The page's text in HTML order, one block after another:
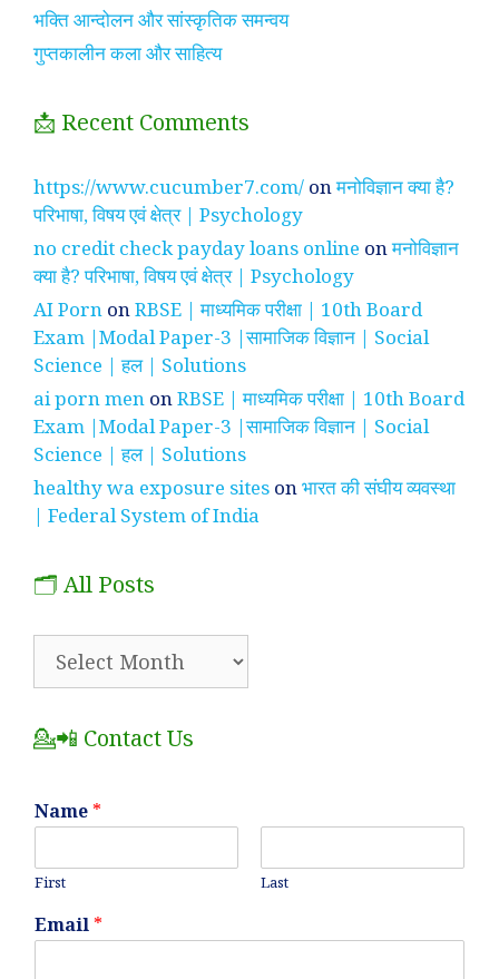
भक्ति आन्दोलन और सांस्कृतिक समन्वय
गुप्तकालीन कला और साहित्य
📩 Recent Comments
https://www.cucumber7.com/ onमनोविज्ञान क्या है?
परिभाषा, विषय एवं क्षेत्र | Psychology
no credit check payday loans online onमनोविज्ञान
क्या है? परिभाषा, विषय एवं क्षेत्र | Psychology
AI Porn onRBSE | माध्यमिक परीक्षा | 10th Board
Exam |Modal Paper-3 |सामाजिक विज्ञान | Social
Science | हल | Solutions
ai porn men onRBSE | माध्यमिक परीक्षा | 10th Board
Exam |Modal Paper-3 |सामाजिक विज्ञान | Social
Science | हल | Solutions
healthy wa exposure sites onभारत की संघीय व्यवस्था
| Federal System of India
🗂️ All Posts
💁📲 Contact Us
Name *
First Last
Email *